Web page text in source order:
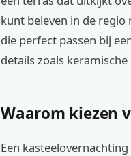
kunt beleven in de regio
die perfect passen bij
details zoals
Waarom kiezen
Een